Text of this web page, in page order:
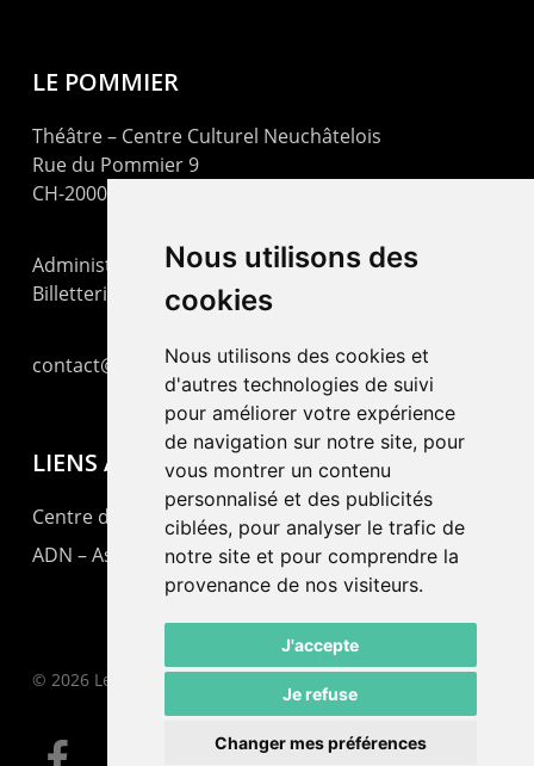
Nous utilisons des
cookies
Nous utilisons des cookies et
d'autres technologies de suivi
pour améliorer votre expérience
de navigation sur notre site, pour
vous montrer un contenu
personnalisé et des publicités
ciblées, pour analyser le trafic de
notre site et pour comprendre la
provenance de nos visiteurs.
J'accepte
Je refuse
Changer mes préférences
LE POMMIER
Théâtre – Centre Culturel Neuchâtelois
Rue du Pommier 9
CH-2000 Neuchâtel
Administration : +41 32 725 03 03
Billetterie : +41 32 725 05 05
contact@lepommier.ch
LIENS AMIS
Centre de culture ABC
ADN – Association Danse Neuchâtel
© 2026 Le Pommier.
facebook email